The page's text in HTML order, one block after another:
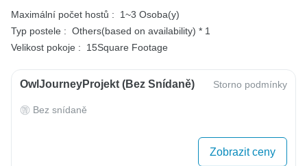
Maximální počet hostů :
1~3 Osoba(y)
Typ postele : Others(based on availability) * 1
Velikost pokoje :
15Square Footage
OwlJourneyProjekt (bez Snídaně) Storno podmínky
Bez snídaně
Zobrazit ceny